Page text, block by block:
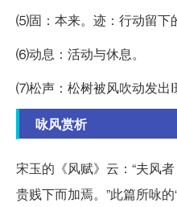
⑸固：本来。迹：行动留下
⑹动息：活动与休息。
⑺松声：松树被风吹动发出I
咏风赏析
宋玉的《风赋》云：“夫风
贵贱下而加焉。”此篇所咏